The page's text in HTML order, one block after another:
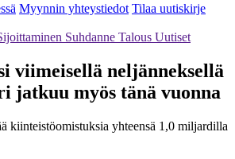
Myynnin yhteystiedot Tilaa uutiskirje
Suhdanne Talous Uutiset
viimeisellä neljänneksellä
jatkuu myös tänä vuonna
kiinteistöomistuksia yhteensä 1,0 miljardilla